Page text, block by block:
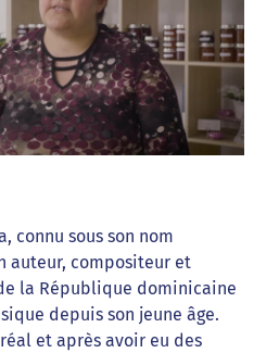
connu sous son nom
auteur, compositeur et
la République dominicaine
depuis son jeune âge.
et après avoir eu des